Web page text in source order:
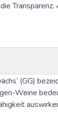
Transparenz.
(GG)
Weine